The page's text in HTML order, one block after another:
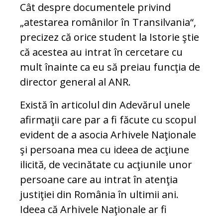
Cât despre documentele privind
„atestarea românilor în Transilvania“,
precizez că orice student la Istorie ştie
că acestea au intrat în cercetare cu
mult înainte ca eu să preiau funcţia de
director general al ANR.
Există în articolul din Adevărul unele
afirmaţii care par a fi făcute cu scopul
evident de a asocia Arhivele Naţionale
şi persoana mea cu ideea de acţiune
ilicită, de vecinătate cu acţiunile unor
persoane care au intrat în atenţia
justiţiei din România în ultimii ani.
Ideea că Arhivele Naţionale ar fi